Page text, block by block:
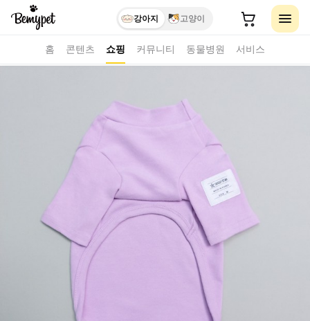
강아지 고양이
홈 콘텐츠 쇼핑 커뮤니티 동물병원 서비스